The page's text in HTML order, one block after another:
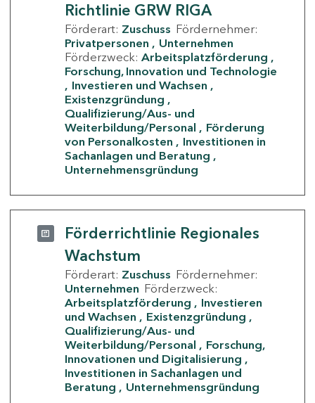
Richtlinie GRW RIGA
Förderart: Zuschuss Fördernehmer:
Privatpersonen
Unternehmen
Förderzweck: Arbeitsplatzförderung
Forschung, Innovation und Technologie
Investieren und Wachsen
Existenzgründung
Qualifizierung/Aus- und
Weiterbildung/Personal
Förderung
von Personalkosten
Investitionen in
Sachanlagen und Beratung
Unternehmensgründung
Förderrichtlinie Regionales
Wachstum
Förderart: Zuschuss Fördernehmer:
Unternehmen Förderzweck:
Arbeitsplatzförderung
Investieren
und Wachsen
Existenzgründung
Qualifizierung/Aus- und
Weiterbildung/Personal
Forschung,
Innovationen und Digitalisierung
Investitionen in Sachanlagen und
Beratung
Unternehmensgründung